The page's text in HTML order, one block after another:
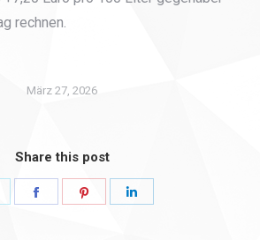
rechnen.
März 27, 2026
Share this post
Share